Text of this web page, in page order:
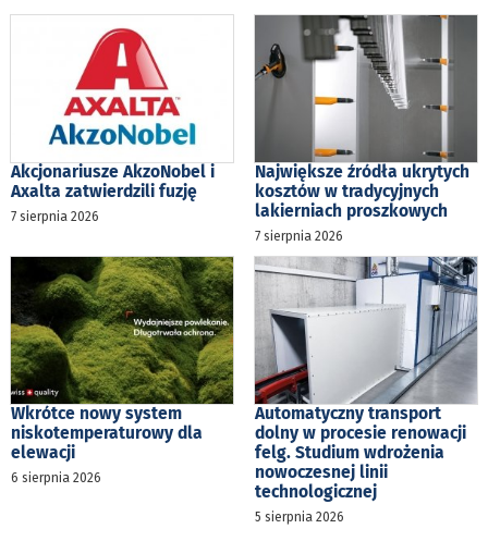
Akcjonariusze AkzoNobel i
Axalta zatwierdzili fuzję
7 sierpnia 2026
Największe źródła ukrytych
kosztów w tradycyjnych
lakierniach proszkowych
7 sierpnia 2026
Wkrótce nowy system
niskotemperaturowy dla
elewacji
6 sierpnia 2026
Automatyczny transport
dolny w procesie renowacji
felg. Studium wdrożenia
nowoczesnej linii
technologicznej
5 sierpnia 2026